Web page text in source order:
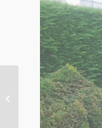
Poort realisatie –
Ingooigem